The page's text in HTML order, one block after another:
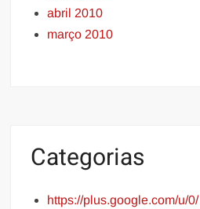
abril 2010
março 2010
Categorias
https://plus.google.com/u/0/